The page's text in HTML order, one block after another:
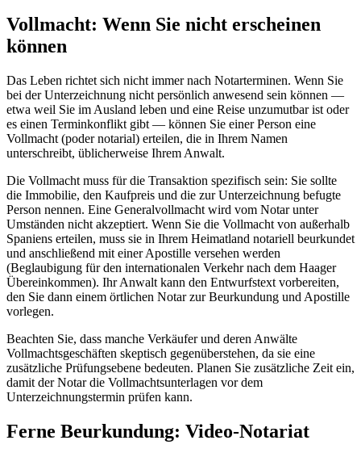
Vollmacht: Wenn Sie nicht erscheinen
können
Das Leben richtet sich nicht immer nach Notarterminen. Wenn Sie
bei der Unterzeichnung nicht persönlich anwesend sein können —
etwa weil Sie im Ausland leben und eine Reise unzumutbar ist oder
es einen Terminkonflikt gibt — können Sie einer Person eine
Vollmacht (poder notarial) erteilen, die in Ihrem Namen
unterschreibt, üblicherweise Ihrem Anwalt.
Die Vollmacht muss für die Transaktion spezifisch sein: Sie sollte
die Immobilie, den Kaufpreis und die zur Unterzeichnung befugte
Person nennen. Eine Generalvollmacht wird vom Notar unter
Umständen nicht akzeptiert. Wenn Sie die Vollmacht von außerhalb
Spaniens erteilen, muss sie in Ihrem Heimatland notariell beurkundet
und anschließend mit einer Apostille versehen werden
(Beglaubigung für den internationalen Verkehr nach dem Haager
Übereinkommen). Ihr Anwalt kann den Entwurfstext vorbereiten,
den Sie dann einem örtlichen Notar zur Beurkundung und Apostille
vorlegen.
Beachten Sie, dass manche Verkäufer und deren Anwälte
Vollmachtsgeschäften skeptisch gegenüberstehen, da sie eine
zusätzliche Prüfungsebene bedeuten. Planen Sie zusätzliche Zeit ein,
damit der Notar die Vollmachtsunterlagen vor dem
Unterzeichnungstermin prüfen kann.
Ferne Beurkundung: Video-Notariat